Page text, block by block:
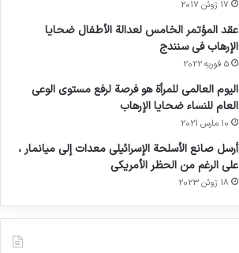
17 ژوئن 2017
عقد المؤتمر الخامس لعدالة الأطفال ضحايا
الإرهاب في سنندج
5 فوریه 2022
اليوم العالمي للمرأة هو فرصة لرفع مستوى الوعي
العام للنساء ضحايا الإرهاب
10 مارس 2021
أرسل صانع الأسلحة الإسرائيلي معدات إلى ميانمار ،
على الرغم من الحظر الأمريكي
18 ژوئن 2023